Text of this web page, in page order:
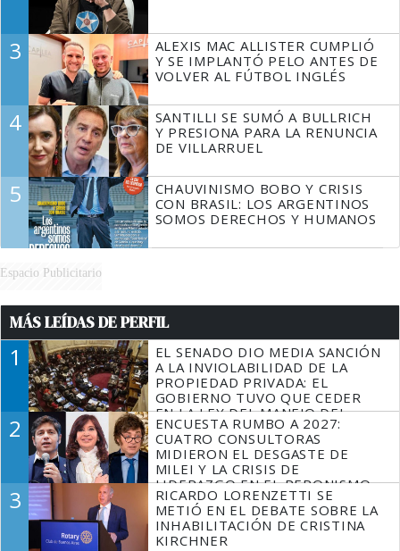
3
ALEXIS MAC ALLISTER CUMPLIÓ
Y SE IMPLANTÓ PELO ANTES DE
VOLVER AL FÚTBOL INGLÉS
4
SANTILLI SE SUMÓ A BULLRICH
Y PRESIONA PARA LA RENUNCIA
DE VILLARRUEL
5
CHAUVINISMO BOBO Y CRISIS
CON BRASIL: LOS ARGENTINOS
SOMOS DERECHOS Y HUMANOS
Espacio Publicitario
MÁS LEÍDAS DE PERFIL
1
EL SENADO DIO MEDIA SANCIÓN
A LA INVIOLABILIDAD DE LA
PROPIEDAD PRIVADA: EL
GOBIERNO TUVO QUE CEDER
EN LA LEY DEL MANEJO DEL
FUEGO
2
ENCUESTA RUMBO A 2027:
CUATRO CONSULTORAS
MIDIERON EL DESGASTE DE
MILEI Y LA CRISIS DE
LIDERAZGO EN EL PERONISMO
3
RICARDO LORENZETTI SE
METIÓ EN EL DEBATE SOBRE LA
INHABILITACIÓN DE CRISTINA
KIRCHNER